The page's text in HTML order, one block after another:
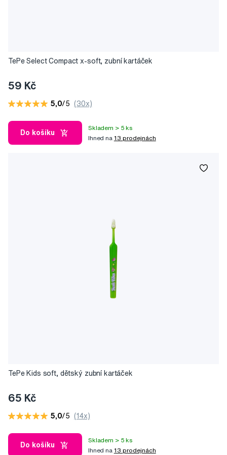
TePe Select Compact x-soft, zubní kartáček
59 Kč
5,0/5 (30x)
Do košíku
Skladem > 5 ks
Ihned na 13 prodejnách
TePe Kids soft, dětský zubní kartáček
65 Kč
5,0/5 (14x)
Do košíku
Skladem > 5 ks
Ihned na 13 prodejnách